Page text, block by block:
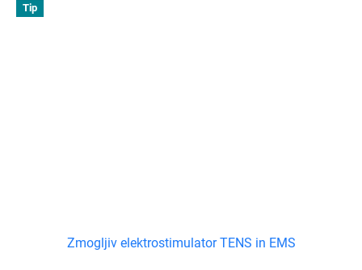
Tip
Zmogljiv elektrostimulator TENS in EMS